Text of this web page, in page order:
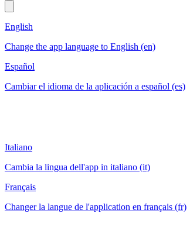
English
Change the app language to English (en)
Español
Cambiar el idioma de la aplicación a español (es)
Italiano
Cambia la lingua dell'app in italiano (it)
Français
Changer la langue de l'application en français (fr)